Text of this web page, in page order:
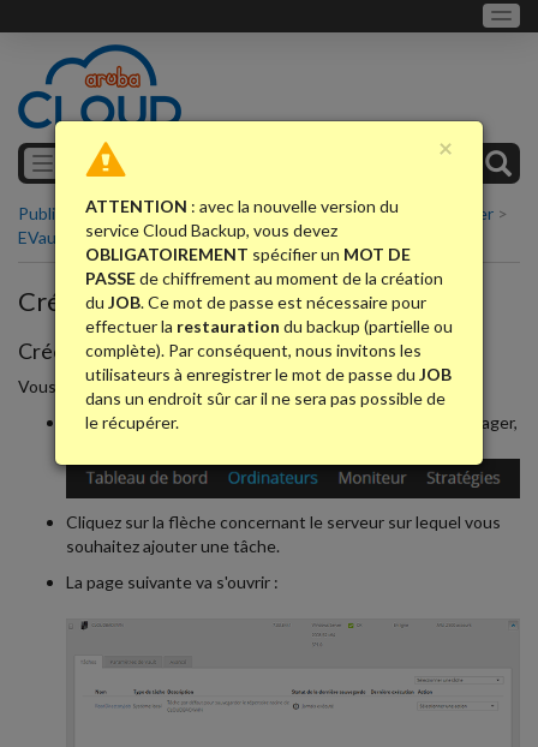
Menu
Public Cloud >Backup>Cloud Backup>4 - Le Backup Manager >
EVault
Créer une tâche
Créer une tâche
×
ATTENTION : avec la nouvelle version du
service Cloud Backup, vous devez
OBLIGATOIREMENT spécifier un MOT DE
PASSEde chiffrement au moment de la création
du JOB. Ce mot de passe est nécessaire pour
effectuer la restauration du backup (partielle ou
complète). Par conséquent, nous invitons les
utilisateurs à enregistrer le mot de passe du JOB
dans un endroit sûr car il ne sera pas possible de
le récupérer.
Créer une tâche sur un serveur Windows
Vous aurez à procéder de la manière suivante :
Rendez-vous sur la page "
" du Backup Manager,
Cliquez sur la flèche concernant le serveur sur lequel vous
souhaitez ajouter une tâche.
La page suivante va s'ouvrir :